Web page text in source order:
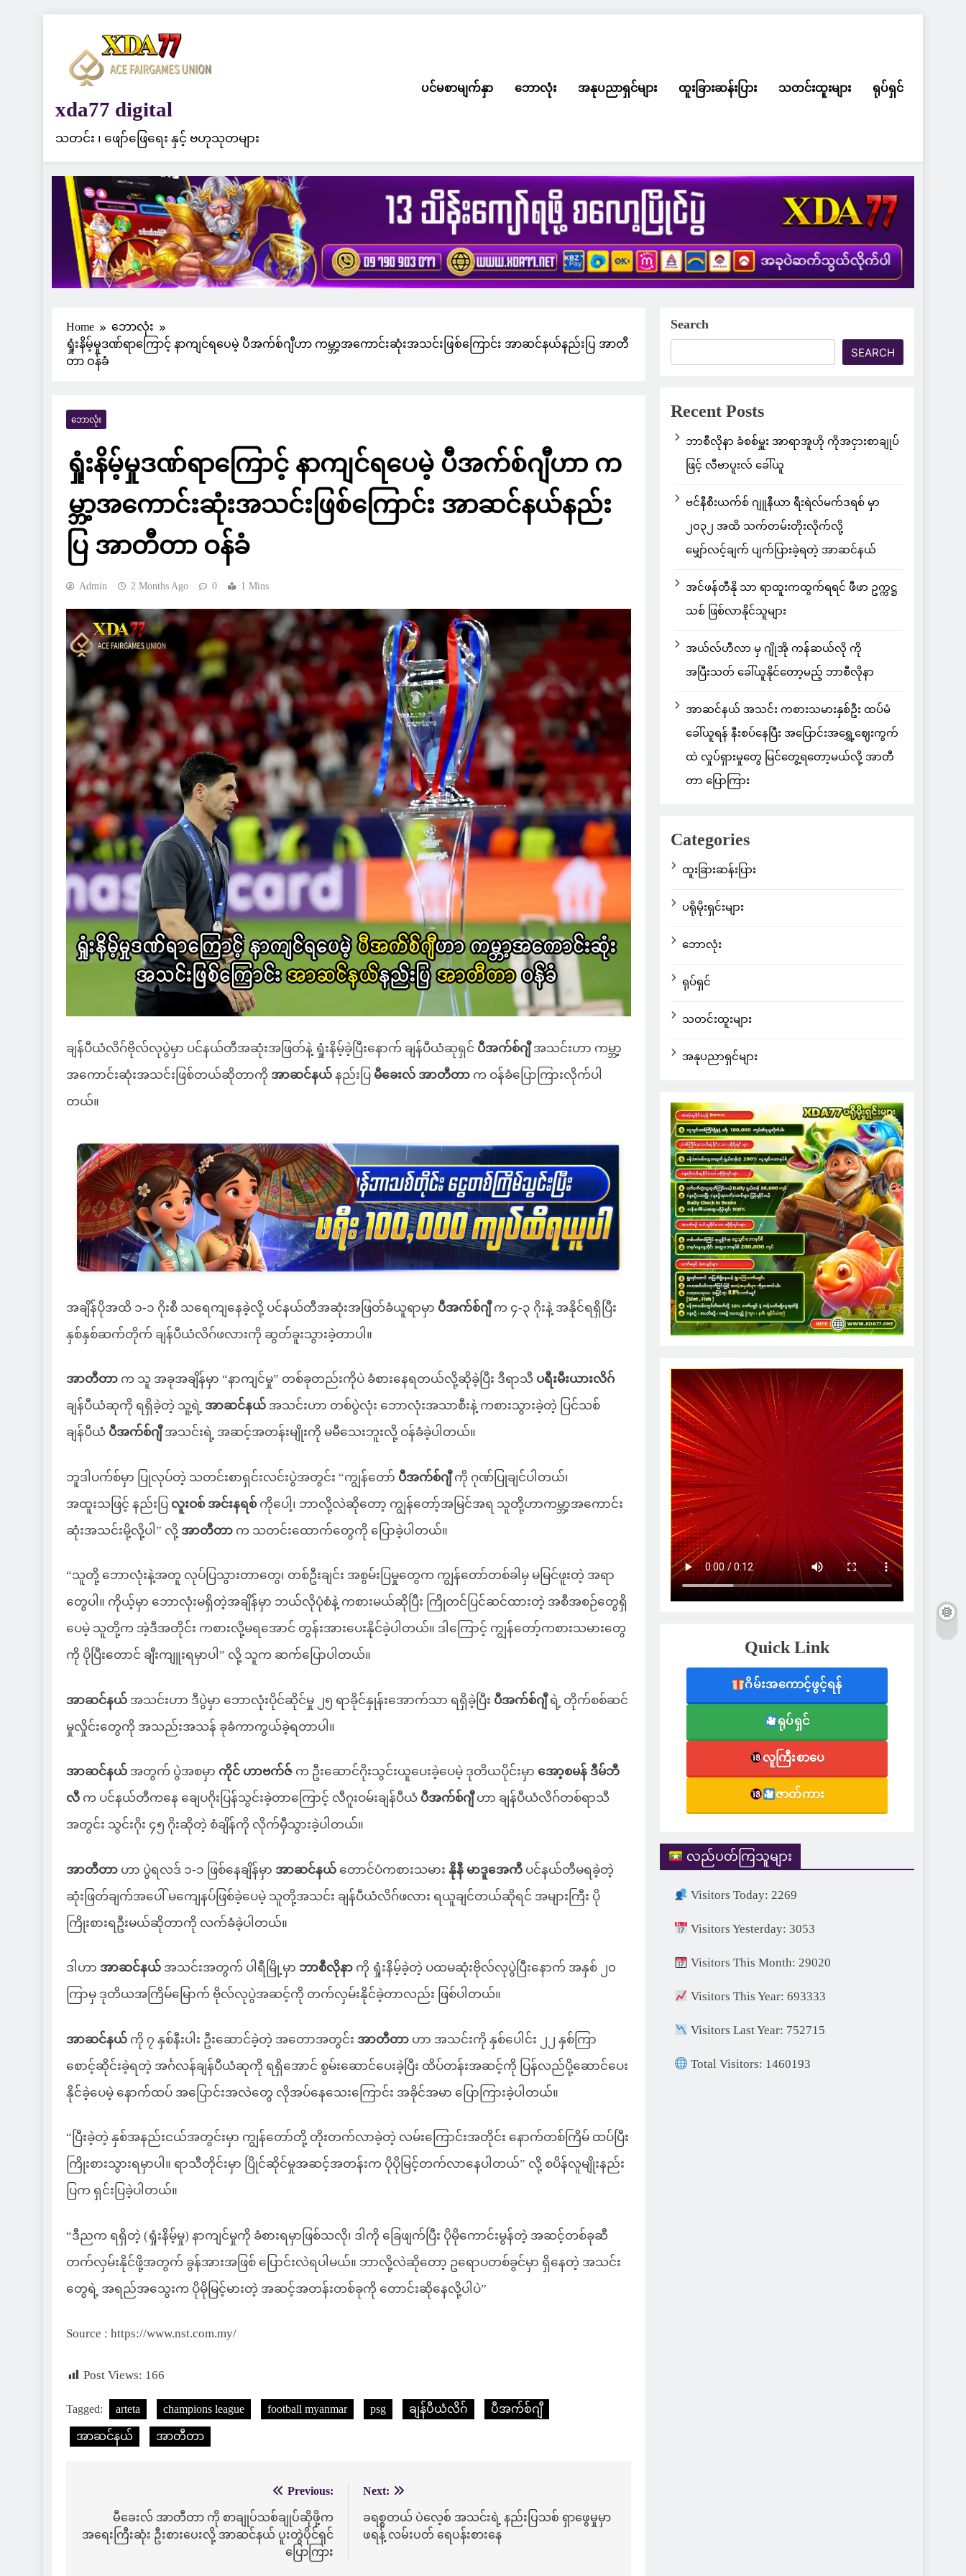
xda77 digital
သတင်း ၊ ဖျော်ဖြေရေး နှင့် ဗဟုသုတများ
ပင်မစာမျက်နှာ ဘောလုံး အနုပညာရှင်များ ထူးခြားဆန်းပြား သတင်းထူးများ ရုပ်ရှင်
Home
ဘောလုံး
ရှုံးနိမ့်မှုဒဏ်ရာကြောင့် နာကျင်ရပေမဲ့ ပီအက်စ်ဂျီဟာ ကမ္ဘာ့အကောင်းဆုံးအသင်းဖြစ်ကြောင်း အာဆင်နယ်နည်းပြ အာတီ
တာ ဝန်ခံ
ဘောလုံး
ရှုံးနိမ့်မှုဒဏ်ရာကြောင့် နာကျင်ရပေမဲ့ ပီအက်စ်ဂျီဟာ က
မ္ဘာ့အကောင်းဆုံးအသင်းဖြစ်ကြောင်း အာဆင်နယ်နည်း
ပြ အာတီတာ ဝန်ခံ
Admin 2 Months Ago 0 1 Mins
ချန်ပီယံလိဂ်ဗိုလ်လုပွဲမှာ ပင်နယ်တီအဆုံးအဖြတ်နဲ့ ရှုံးနိမ့်ခဲ့ပြီးနောက် ချန်ပီယံဆုရှင် ပီအက်စ်ဂျီအသင်းဟာ ကမ္ဘာ့
အကောင်းဆုံးအသင်းဖြစ်တယ်ဆိုတာကို အာဆင်နယ် နည်းပြ မီခေးလ် အာတီတာ က ဝန်ခံပြောကြားလိုက်ပါ
တယ်။
အချိန်ပိုအထိ ၁-၁ ဂိုးစီ သရေကျနေခဲ့လို့ ပင်နယ်တီအဆုံးအဖြတ်ခံယူရာမှာ ပီအက်စ်ဂျီက ၄-၃ ဂိုးနဲ့ အနိုင်ရရှိပြီး
နှစ်နှစ်ဆက်တိုက် ချန်ပီယံလိဂ်ဖလားကို ဆွတ်ခူးသွားခဲ့တာပါ။
အာတီတာ က သူ အခုအချိန်မှာ “နာကျင်မှု” တစ်ခုတည်းကိုပဲ ခံစားနေရတယ်လို့ဆိုခဲ့ပြီး ဒီရာသီ ပရီးမီးယားလိဂ်
ချန်ပီယံဆုကို ရရှိခဲ့တဲ့ သူ့ရဲ့ အာဆင်နယ် အသင်းဟာ တစ်ပွဲလုံး ဘောလုံးအသာစီးနဲ့ ကစားသွားခဲ့တဲ့ ပြင်သစ်
ချန်ပီယံ ပီအက်စ်ဂျီအသင်းရဲ့ အဆင့်အတန်းမျိုးကို မမီသေးဘူးလို့ ဝန်ခံခဲ့ပါတယ်။
ဘူဒါပက်စ်မှာ ပြုလုပ်တဲ့ သတင်းစာရှင်းလင်းပွဲအတွင်း “ကျွန်တော် ပီအက်စ်ဂျီကို ဂုဏ်ပြုချင်ပါတယ်၊
အထူးသဖြင့် နည်းပြ လူးဝစ် အင်းနရစ်ကိုပေါ့၊ ဘာလို့လဲဆိုတော့ ကျွန်တော့်အမြင်အရ သူတို့ဟာကမ္ဘာ့အကောင်း
ဆုံးအသင်းမို့လို့ပါ” လို့ အာတီတာ က သတင်းထောက်တွေကို ပြောခဲ့ပါတယ်။
“သူတို့ ဘောလုံးနဲ့အတူ လုပ်ပြသွားတာတွေ၊ တစ်ဦးချင်း အစွမ်းပြမှုတွေက ကျွန်တော်တစ်ခါမှ မမြင်ဖူးတဲ့ အရာ
တွေပါ။ ကိုယ့်မှာ ဘောလုံးမရှိတဲ့အချိန်မှာ ဘယ်လိုပုံစံနဲ့ ကစားမယ်ဆိုပြီး ကြိုတင်ပြင်ဆင်ထားတဲ့ အစီအစဉ်တွေရှိ
ပေမဲ့ သူတို့က အဲ့ဒီအတိုင်း ကစားလို့မရအောင် တွန်းအားပေးနိုင်ခဲ့ပါတယ်။ ဒါကြောင့် ကျွန်တော့်ကစားသမားတွေ
ကို ပိုပြီးတောင် ချီးကျူးရမှာပါ” လို့ သူက ဆက်ပြောပါတယ်။
အာဆင်နယ် အသင်းဟာ ဒီပွဲမှာ ဘောလုံးပိုင်ဆိုင်မှု ၂၅ ရာခိုင်နှုန်းအောက်သာ ရရှိခဲ့ပြီး ပီအက်စ်ဂျီရဲ့ တိုက်စစ်ဆင်
မှုလှိုင်းတွေကို အသည်းအသန် ခုခံကာကွယ်ခဲ့ရတာပါ။
အာဆင်နယ် အတွက် ပွဲအစမှာ ကိုင် ဟာဗက်ဇ် က ဦးဆောင်ဂိုးသွင်းယူပေးခဲ့ပေမဲ့ ဒုတိယပိုင်းမှာ အော့စမန် ဒီမ်ဘီ
လီ က ပင်နယ်တီကနေ ချေပဂိုးပြန်သွင်းခဲ့တာကြောင့် လီဂူးဝမ်းချန်ပီယံ ပီအက်စ်ဂျီဟာ ချန်ပီယံလိဂ်တစ်ရာသီ
အတွင်း သွင်းဂိုး ၄၅ ဂိုးဆိုတဲ့ စံချိန်ကို လိုက်မှီသွားခဲ့ပါတယ်။
အာတီတာ ဟာ ပွဲရလဒ် ၁-၁ ဖြစ်နေချိန်မှာ အာဆင်နယ် တောင်ပံကစားသမား နိုနီ မာဒူအေကီ ပင်နယ်တီမရခဲ့တဲ့
ဆုံးဖြတ်ချက်အပေါ် မကျေနပ်ဖြစ်ခဲ့ပေမဲ့ သူတို့အသင်း ချန်ပီယံလိဂ်ဖလား ရယူချင်တယ်ဆိုရင် အများကြီး ပို
ကြိုးစားရဦးမယ်ဆိုတာကို လက်ခံခဲ့ပါတယ်။
ဒါဟာ အာဆင်နယ် အသင်းအတွက် ပါရီမြို့မှာ ဘာစီလိုနာ ကို ရှုံးနိမ့်ခဲ့တဲ့ ပထမဆုံးဗိုလ်လုပွဲပြီးနောက် အနှစ် ၂၀
ကြာမှ ဒုတိယအကြိမ်မြောက် ဗိုလ်လုပွဲအဆင့်ကို တက်လှမ်းနိုင်ခဲ့တာလည်း ဖြစ်ပါတယ်။
အာဆင်နယ် ကို ၇ နှစ်နီးပါး ဦးဆောင်ခဲ့တဲ့ အတောအတွင်း အာတီတာ ဟာ အသင်းကို နှစ်ပေါင်း ၂၂ နှစ်ကြာ
စောင့်ဆိုင်းခဲ့ရတဲ့ အင်္ဂလန်ချန်ပီယံဆုကို ရရှိအောင် စွမ်းဆောင်ပေးခဲ့ပြီး ထိပ်တန်းအဆင့်ကို ပြန်လည်ပို့ဆောင်ပေး
နိုင်ခဲ့ပေမဲ့ နောက်ထပ် အပြောင်းအလဲတွေ လိုအပ်နေသေးကြောင်း အခိုင်အမာ ပြောကြားခဲ့ပါတယ်။
“ပြီးခဲ့တဲ့ နှစ်အနည်းငယ်အတွင်းမှာ ကျွန်တော်တို့ တိုးတက်လာခဲ့တဲ့ လမ်းကြောင်းအတိုင်း နောက်တစ်ကြိမ် ထပ်ပြီး
ကြိုးစားသွားရမှာပါ။ ရာသီတိုင်းမှာ ပြိုင်ဆိုင်မှုအဆင့်အတန်းက ပိုပိုမြင့်တက်လာနေပါတယ်” လို့ စပိန်လူမျိုးနည်း
ပြက ရှင်းပြခဲ့ပါတယ်။
“ဒီညက ရရှိတဲ့ (ရှုံးနိမ့်မှု) နာကျင်မှုကို ခံစားရမှာဖြစ်သလို၊ ဒါကို ခြေဖျက်ပြီး ပိုမိုကောင်းမွန်တဲ့ အဆင့်တစ်ခုဆီ
တက်လှမ်းနိုင်ဖို့အတွက် ခွန်အားအဖြစ် ပြောင်းလဲရပါမယ်။ ဘာလို့လဲဆိုတော့ ဥရောပတစ်ခွင်မှာ ရှိနေတဲ့ အသင်း
တွေရဲ့ အရည်အသွေးက ပိုမိုမြင့်မားတဲ့ အဆင့်အတန်းတစ်ခုကို တောင်းဆိုနေလို့ပါပဲ”
Source : https://www.nst.com.my/
Post Views: 166
Tagged: arteta champions league football myanmar psg ချန်ပီယံလိဂ် ပီအက်စ်ဂျီ
အာဆင်နယ် အာတီတာ
navigation
Previous:
မီခေးလ် အာတီတာ ကို စာချုပ်သစ်ချုပ်ဆိုဖို့က
အရေးကြီးဆုံး ဦးစားပေးလို့ အာဆင်နယ် ပူးတွဲပိုင်ရှင်
ပြောကြား
Next:
ခရစ္စတယ် ပဲလေ့စ် အသင်းရဲ့ နည်းပြသစ် ရှာဖွေမှုမှာ
ဖရန့် လမ်းပတ် ရေပန်းစားနေ
Search
SEARCH
Recent Posts
ဘာစီလိုနာ ခံစစ်မှူး အာရာအူဟို ကိုအငှားစာချုပ်
ဖြင့် လီဗာပူးလ် ခေါ်ယူ
ဗင်နီစီးယက်စ် ဂျူနီယာ ရီးရဲလ်မက်ဒရစ် မှာ
၂၀၃၂ အထိ သက်တမ်းတိုးလိုက်လို့
မျှော်လင့်ချက် ပျက်ပြားခဲ့ရတဲ့ အာဆင်နယ်
အင်ဖန်တီနို သာ ရာထူးကထွက်ရရင် ဖီဖာ ဥက္ကဋ္ဌ
သစ် ဖြစ်လာနိုင်သူများ
အယ်လ်ဟီလာ မှ ဂျိုအို ကန်ဆယ်လို ကို
အပြီးသတ် ခေါ်ယူနိုင်တော့မည့် ဘာစီလိုနာ
အာဆင်နယ် အသင်း ကစားသမားနှစ်ဦး ထပ်မံ
ခေါ်ယူရန် နီးစပ်နေပြီး အပြောင်းအရွှေ့ဈေးကွက်
ထဲ လှုပ်ရှားမှုတွေ မြင်တွေ့ရတော့မယ်လို့ အာတီ
တာ ပြောကြား
Categories
ထူးခြားဆန်းပြား
ပရိုမိုးရှင်းများ
ဘောလုံး
ရုပ်ရှင်
သတင်းထူးများ
အနုပညာရှင်များ
Quick Link
ဂိမ်းအကောင့်ဖွင့်ရန်
ရုပ်ရှင်
လူကြီးစာပေ
ဇာတ်ကား
လည်ပတ်ကြသူများ
Visitors Today: 2269
Visitors Yesterday: 3053
Visitors This Month: 29020
Visitors This Year: 693333
Visitors Last Year: 752715
Total Visitors: 1460193